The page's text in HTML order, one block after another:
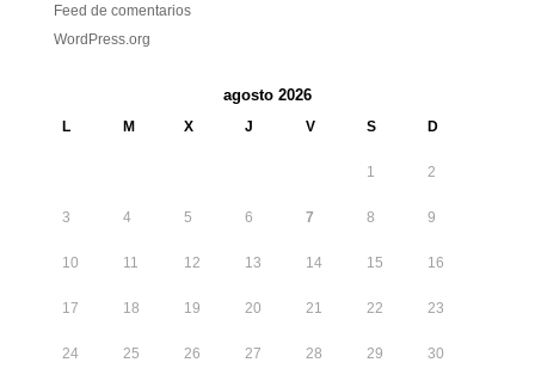
Feed de comentarios
WordPress.org
agosto 2026
L M X J V S D
1 2
3 4 5 6 7 8 9
10 11 12 13 14 15 16
17 18 19 20 21 22 23
24 25 26 27 28 29 30